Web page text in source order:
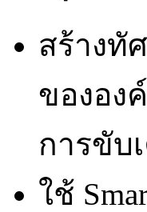
สร้างทั
ขององ
การขับ
ใช้